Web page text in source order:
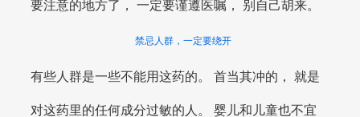
要注意的地方了， 一定要谨遵医嘱， 别自己胡来。
禁忌人群，一定要绕开
有些人群是一些不能用这药的。 首当其冲的， 就是
对这药里的任何成分过敏的人。 婴儿和儿童也不宜